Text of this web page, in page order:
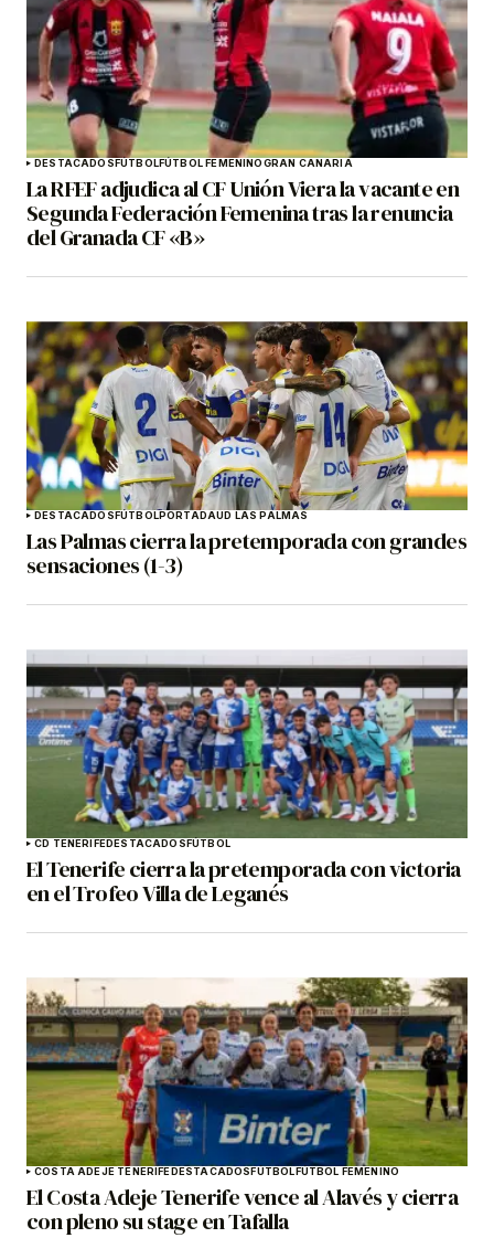
DESTACADOSFÚTBOLFÚTBOL FEMENINOGRAN CANARIA
La RFEF adjudica al CF Unión Viera la vacante en
Segunda Federación Femenina tras la renuncia
del Granada CF «B»
DESTACADOSFÚTBOLPORTADAUD LAS PALMAS
Las Palmas cierra la pretemporada con grandes
sensaciones (1-3)
CD TENERIFEDESTACADOSFÚTBOL
El Tenerife cierra la pretemporada con victoria
en el Trofeo Villa de Leganés
COSTA ADEJE TENERIFEDESTACADOSFÚTBOLFÚTBOL FEMENINO
El Costa Adeje Tenerife vence al Alavés y cierra
con pleno su stage en Tafalla